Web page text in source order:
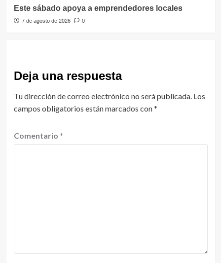
Este sábado apoya a emprendedores locales
7 de agosto de 2026 0
Deja una respuesta
Tu dirección de correo electrónico no será publicada. Los
campos obligatorios están marcados con*
Comentario *